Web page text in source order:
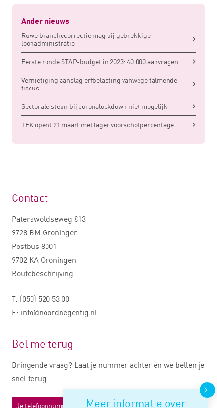
Ander nieuws
Ruwe branchecorrectie mag bij gebrekkige
loonadministratie
Eerste ronde STAP-budget in 2023: 40.000 aanvragen
Vernietiging aanslag erfbelasting vanwege talmende
fiscus
Sectorale steun bij coronalockdown niet mogelijk
TEK opent 21 maart met lager voorschotpercentage
Meer informatie over
Contact
Paterswoldseweg 813
9728 BM Groningen
Postbus 8001
9702 KA Groningen
Routebeschrijving
T: (050) 520 53 00
E: info@noordnegentig.nl
Bel me terug
Dringende vraag? Laat je nummer achter en we bellen je
snel terug.